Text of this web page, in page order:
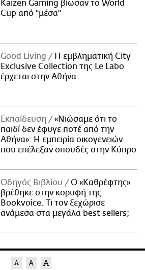
Kaizen Gaming βίωσαν το World
Cup από "μέσα"
Good Living
Η εμβληματική City
Exclusive Collection της Le Labo
έρχεται στην Αθήνα
Εκπαίδευση
«Νιώσαμε ότι το
παιδί δεν έφυγε ποτέ από την
Αθήνα»: Η εμπειρία οικογενειών
που επέλεξαν σπουδές στην Κύπρο
Οδηγός Βιβλίου
Ο «Καθρέφτης»
βρέθηκε στην κορυφή της
Bookvoice. Τι τον ξεχώρισε
ανάμεσα στα μεγάλα best sellers;